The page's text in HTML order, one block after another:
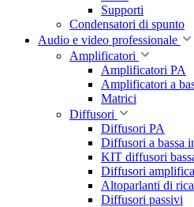
Supporti
Condensatori di spunto
Audio e video professionale
Amplificatori
Amplificatori PA
Amplificatori a
Matrici
Diffusori
Diffusori PA
Diffusori a bassa
KIT diffusori
Diffusori
Altoparlanti di
Diffusori passivi